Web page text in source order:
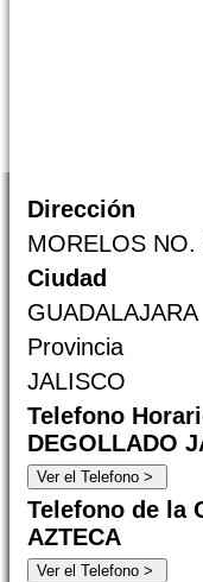
Dirección
MORELOS NO.
Ciudad
GUADALAJARA
Provincia
JALISCO
Telefono
DEGOLLADO
Telefono de la
AZTECA